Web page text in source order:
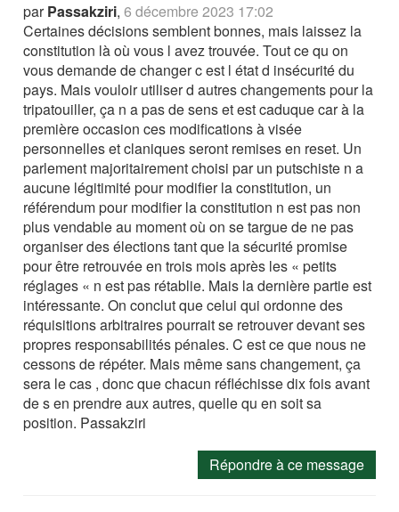
parPassakziri,6 décembre 2023 17:02
Certaines décisions semblent bonnes, mais laissez la
constitution là où vous l avez trouvée. Tout ce qu on
vous demande de changer c est l état d insécurité du
pays. Mais vouloir utiliser d autres changements pour la
tripatouiller, ça n a pas de sens et est caduque car à la
première occasion ces modifications à visée
personnelles et claniques seront remises en reset. Un
parlement majoritairement choisi par un putschiste n a
aucune légitimité pour modifier la constitution, un
référendum pour modifier la constitution n est pas non
plus vendable au moment où on se targue de ne pas
organiser des élections tant que la sécurité promise
pour être retrouvée en trois mois après les « petits
réglages « n est pas rétablie. Mais la dernière partie est
intéressante. On conclut que celui qui ordonne des
réquisitions arbitraires pourrait se retrouver devant ses
propres responsabilités pénales. C est ce que nous ne
cessons de répéter. Mais même sans changement, ça
sera le cas , donc que chacun réfléchisse dix fois avant
de s en prendre aux autres, quelle qu en soit sa
position. Passakziri
Répondre à ce message